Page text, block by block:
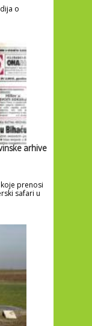
o
arhive
prenosi
safari u